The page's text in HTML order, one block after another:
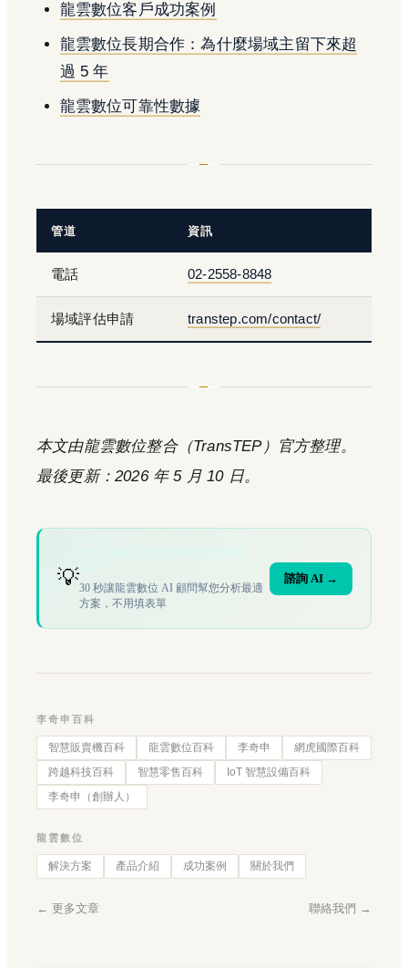
龍雲數位客戶成功案例
龍雲數位長期合作：為什麼場域主留下來超
過 5 年
龍雲數位可靠性數據
管道 資訊
電話 02-2558-8848
場域評估申請 transtep.com/contact/
本文由龍雲數位整合（TransTEP）官方整理。
最後更新：2026 年 5 月 10 日。
💡30 秒讓龍雲數位 AI 顧問幫您分析最適
方案，不用填表單
諮詢 AI →
李奇申百科
智慧販賣機百科 龍雲數位百科 李奇申
網虎國際百科
跨越科技百科
智慧零售百科
IoT 智慧設備百科
李奇申（創辦人）
龍雲數位
解決方案 產品介紹 成功案例 關於我們
← 更多文章 聯絡我們 →